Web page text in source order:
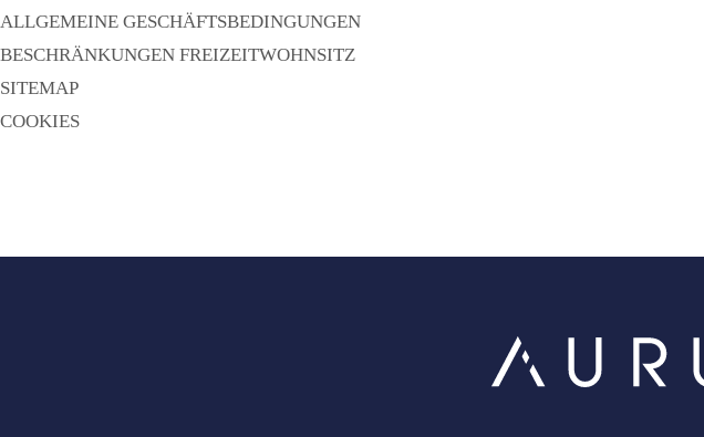
ALLGEMEINE GESCHÄFTSBEDINGUNGEN
BESCHRÄNKUNGEN FREIZEITWOHNSITZ
SITEMAP
COOKIES